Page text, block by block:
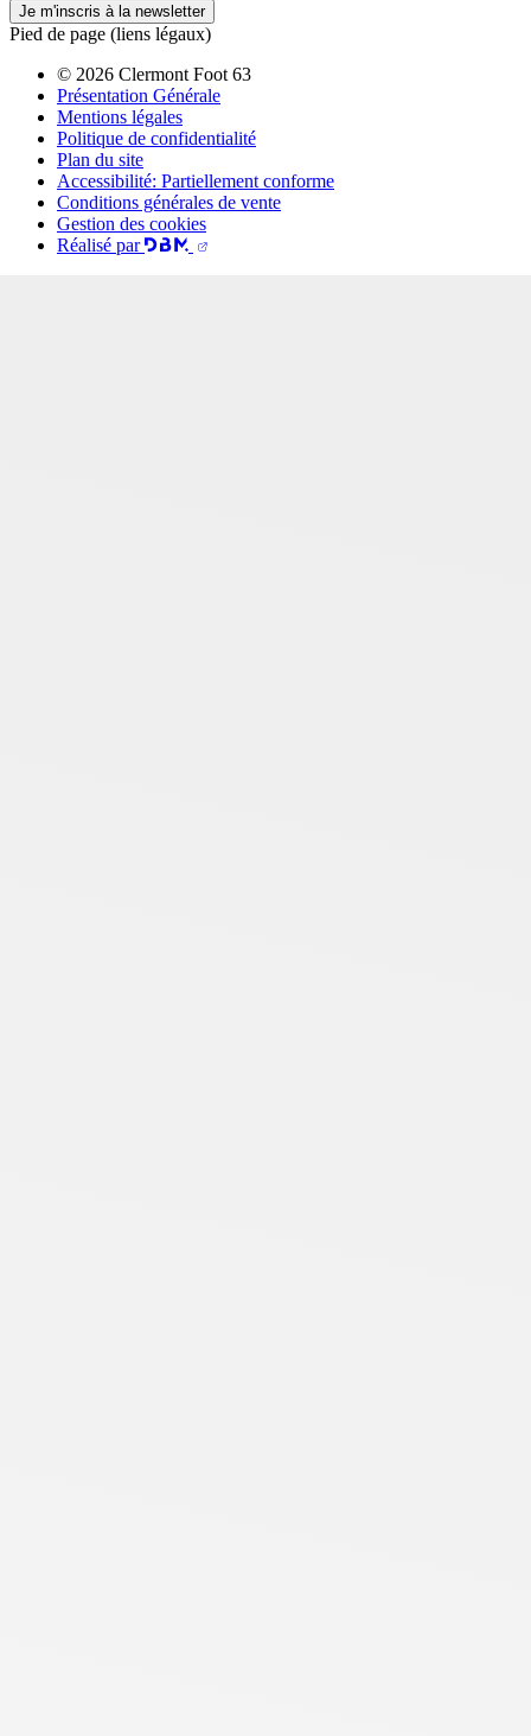
Je m'inscris à la newsletter
Pied de page (liens légaux)
© 2026 Clermont Foot 63
Présentation Générale
Mentions légales
Politique de confidentialité
Plan du site
Accessibilité: Partiellement conforme
Conditions générales de vente
Gestion des cookies
Réalisé par